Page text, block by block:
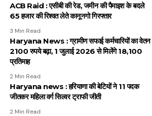
ACB Raid : एसीबी की रेड, जमीन की पैमाइश के बदले
65 हजार की रिश्वत लेते कानूनगो गिरफ्तार
3 Min Read
Haryana News : ग्रामीण सफाई कर्मचारियों का वेतन
2100 रुपये बढ़ा, 1 जुलाई 2026 से मिलेंगे 18,100
प्रतिमाह
2 Min Read
Haryana news : हरियाणा की बेटियों ने 11 पदक
जीतकर महिला वर्ग सिल्वर ट्राफी जीती
2 Min Read